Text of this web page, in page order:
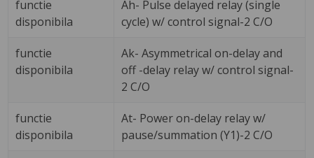
functie
disponibila
Ah- Pulse delayed relay (single
cycle) w/ control signal-2 C/O
functie
disponibila
Ak- Asymmetrical on-delay and
off -delay relay w/ control signal-
2 C/O
functie
disponibila
At- Power on-delay relay w/
pause/summation (Y1)-2 C/O